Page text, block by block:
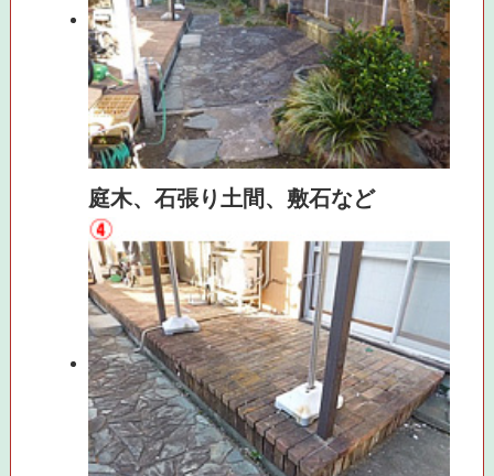
庭木、石張り土間、敷石など